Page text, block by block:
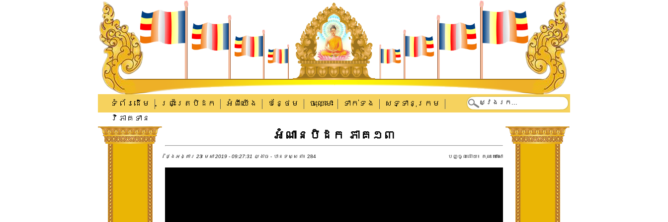
ទំព័រដើម ព្រះត្រៃបិដក អំពីយើង បន្ថែម ចុះឈ្មោះ ទាក់​ទង
សទ្ទានុក្រម
វិភាគទាន
អំណានបិដក ភាគ១៣
ថ្ងៃអង្គារ 23 មេសា 2019 - 09:27:31 ល្ងាច - បានទស្សនា៖ 284 បញ្ចូលដោយ៖ គុណ ឃោសោ